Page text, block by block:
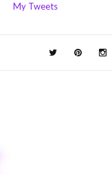
My Tweets